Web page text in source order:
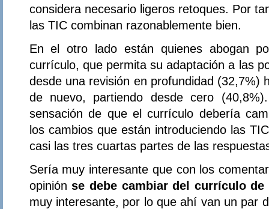
considera necesario ligeros retoques. Por
las TIC combinan razonablemente bien.
En el otro lado están quienes abogan
currículo, que permita su adaptación a las
desde una revisión en profundidad (32,7%)
de nuevo, partiendo desde cero
sensación de que el currículo debería
los cambios que están introduciendo las
casi las tres cuartas partes de las
Sería muy interesante que con los
opinión se debe cambiar del currículo de
muy interesante, por lo que ahí van un par